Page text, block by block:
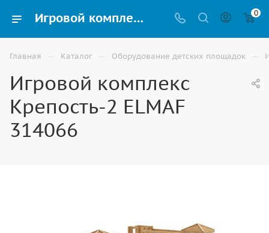
Игровой комплекс Крепость-2 ELMAF 314066 купить для улицы в Астрахани 0
Главная — Каталог — Оборудование детских площадок —
Игровой комплекс
Крепость-2 ELMAF
314066